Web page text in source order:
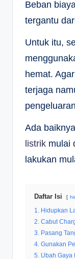
Beban
tergantu
Untuk itu,
hemat.
terjaga
Ada
listrik mulai
lakukan
Daftar Isi
1. Hidupkan
2. Cabut
3. Pasang
4. Gunakan
5. Ubah Gaya